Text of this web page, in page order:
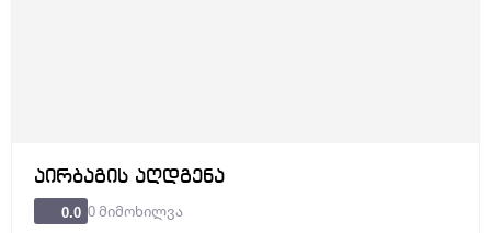
აირბაგის აღდგენა
0.0 0 მიმოხილვა